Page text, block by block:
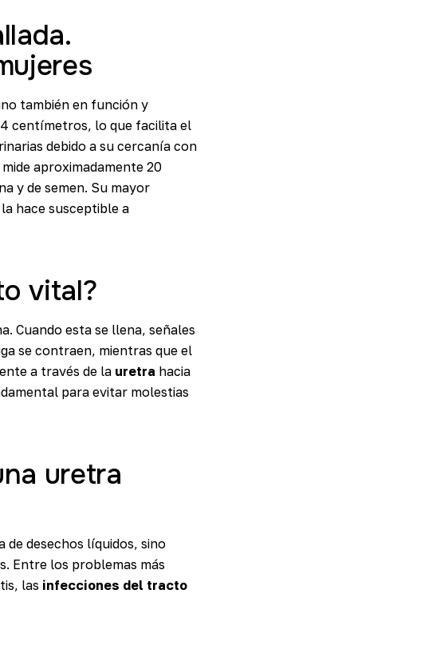
también en función y
4 centímetros, lo que facilita el
debido a su cercanía con
aproximadamente 20
y de semen. Su mayor
hace susceptible a
vital?
Cuando esta se llena, señales
se contraen, mientras que el
a través de la uretra hacia
para evitar molestias
uretra
de desechos líquidos, sino
Entre los problemas más
las infecciones del tracto